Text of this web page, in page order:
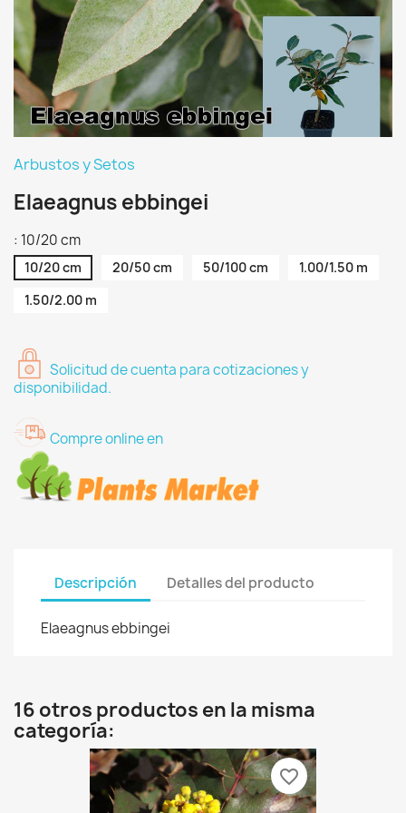
Arbustos y Setos
Elaeagnus ebbingei
: 10/20 cm
10/20 cm 20/50 cm 50/100 cm
1.00/1.50 m
1.50/2.00 m
Solicitud de cuenta para cotizaciones y
disponibilidad.
Compre online en
Descripción Detalles del producto
Elaeagnus ebbingei
16 otros productos en la misma
categoría:
favorite_border